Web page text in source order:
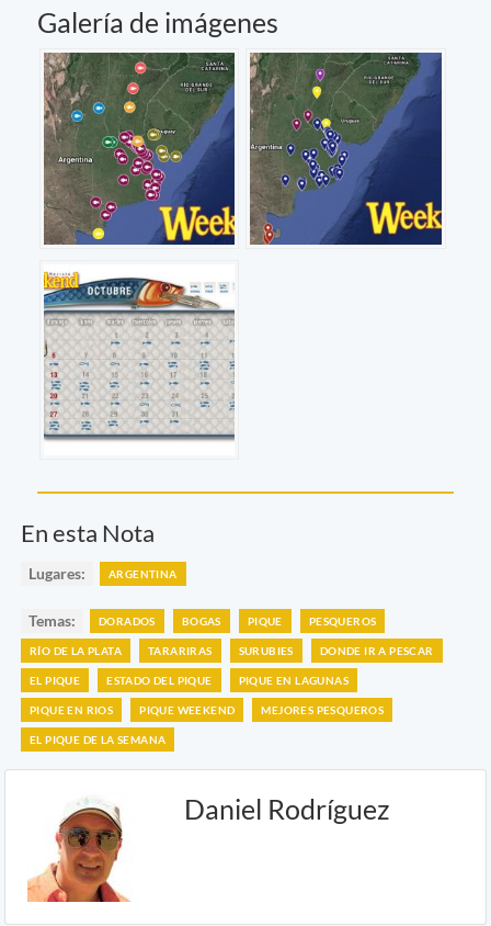
Galería de imágenes
En esta Nota
Lugares: ARGENTINA
Temas: DORADOS BOGAS PIQUE PESQUEROS
RÍO DE LA PLATA TARARIRAS SURUBIES DONDE IR A PESCAR
EL PIQUE ESTADO DEL PIQUE PIQUE EN LAGUNAS
PIQUE EN RIOS PIQUE WEEKEND MEJORES PESQUEROS
EL PIQUE DE LA SEMANA
Daniel Rodríguez